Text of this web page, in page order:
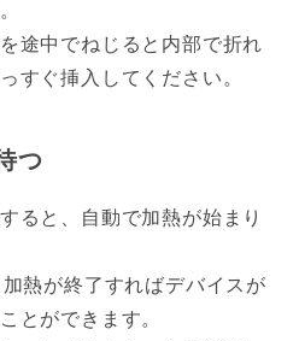
途中でねじると内部で折れ
すぐ挿入してください。
つ
ると、自動で加熱が始まり
加熱が終了すればデバイスが
とができます。